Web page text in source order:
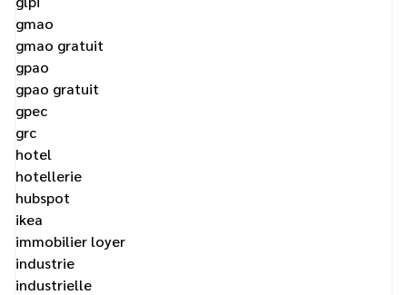
gmao
gmao gratuit
gpao
gpao gratuit
gpec
grc
hotel
hotellerie
hubspot
ikea
immobilier loyer
industrie
industrielle